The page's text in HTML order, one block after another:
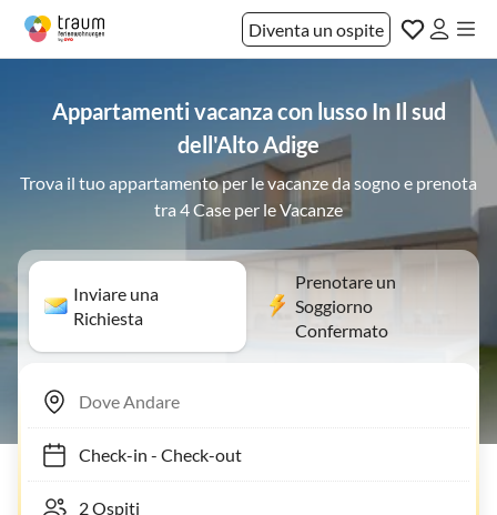
Diventa un ospite
Appartamenti vacanza con lusso In Il sud
dell'Alto Adige
Trova il tuo appartamento per le vacanze da sogno e prenota
tra 4 Case per le Vacanze
Inviare una
Richiesta
Prenotare un
Soggiorno
Confermato
Check-in- Check-out